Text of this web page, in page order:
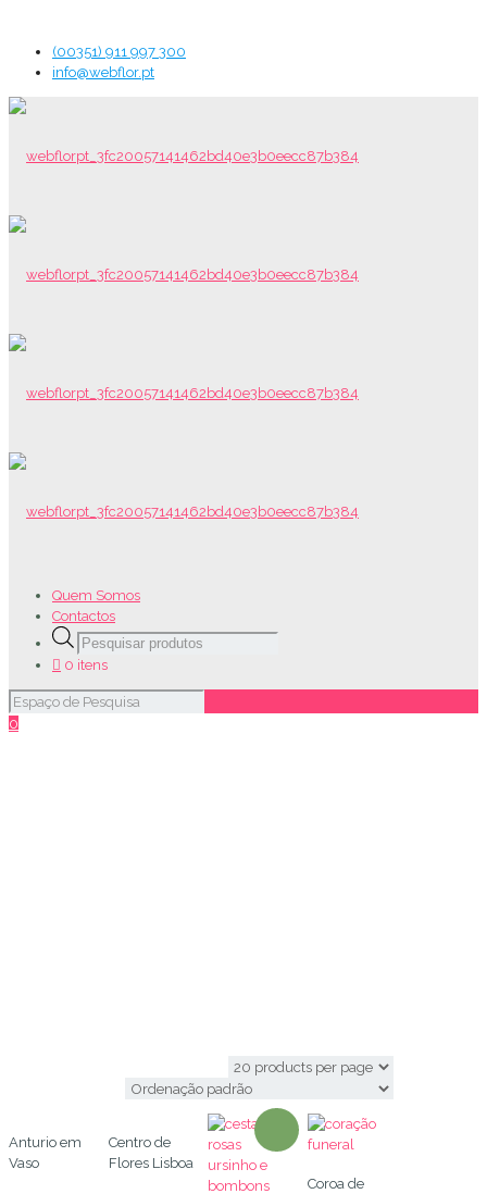
(00351) 911 997 300
info@webflor.pt
Quem Somos
Contactos
Products
search
0 itens
0
Anturio em
Vaso
Centro de
Flores Lisboa
Coroa de